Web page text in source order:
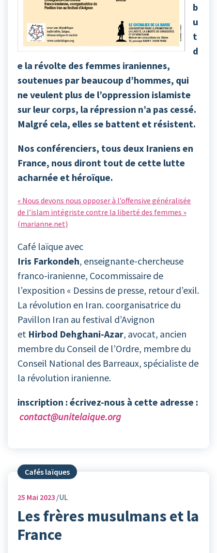
b
u
t
d
e la révolte des femmes iraniennes,
soutenues par beaucoup d’hommes, qui
ne veulent plus de l’oppression islamiste
sur leur corps, la répression n’a pas cessé.
Malgré cela, elles se battent et résistent.
Nos conférenciers, tous deux Iraniens en
France, nous diront tout de cette lutte
acharnée et héroïque.
« Nous devons nous opposer à l’offensive généralisée
de l’islam intégriste contre la liberté des femmes »
(marianne.net)
Café laïque avec
Iris Farkondeh, enseignante-chercheuse
franco-iranienne, Cocommissaire de
l’exposition « Dessins de presse, retour d’exil.
La révolution en Iran. coorganisatrice du
Pavillon Iran au festival d’Avignon
et Hirbod Dehghani-Azar, avocat, ancien
membre du Conseil de l’Ordre, membre du
Conseil National des Barreaux, spécialiste de
la révolution iranienne.
inscription : écrivez-nous à cette adresse :
contact@unitelaique.org
Cafés laïques
25 Mai 2023 UL
Les frères musulmans et la
France